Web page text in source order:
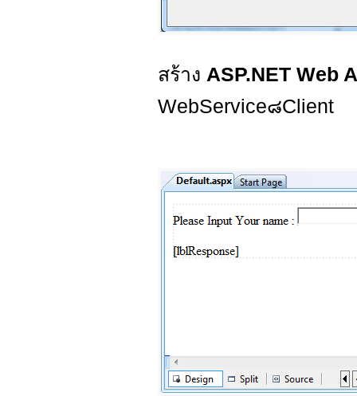
สร้าง ASP.NET Web
WebService๘Client